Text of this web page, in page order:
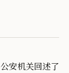
安机关回述了